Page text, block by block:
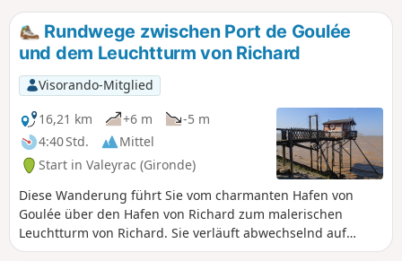
Rundwege zwischen Port de Goulée
und dem Leuchtturm von Richard
Visorando-Mitglied
16,21 km
+6 m
-5 m
4:40 Std.
Mittel
Start in Valeyrac (Gironde)
Diese Wanderung führt Sie vom charmanten Hafen von
Goulée über den Hafen von Richard zum malerischen
Leuchtturm von Richard. Sie verläuft abwechselnd auf
Wegen, wenig begehenen Straßen und durch